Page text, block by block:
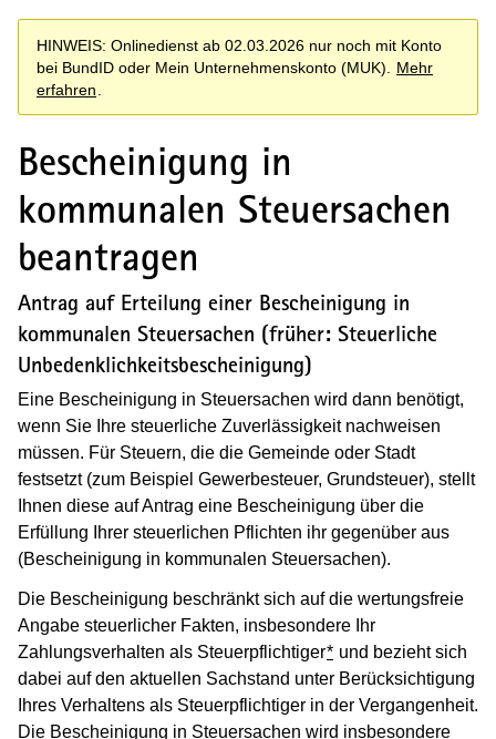
HINWEIS: Onlinedienst ab 02.03.2026 nur noch mit Konto
bei BundID oder Mein Unternehmenskonto (MUK).
Mehr
erfahren
Bescheinigung in
kommunalen Steuersachen
beantragen
Antrag auf Erteilung einer Bescheinigung in
kommunalen Steuersachen (früher: Steuerliche
Unbedenklichkeitsbescheinigung)
Eine Bescheinigung in Steuersachen wird dann benötigt,
wenn Sie Ihre steuerliche Zuverlässigkeit nachweisen
müssen. Für Steuern, die die Gemeinde oder Stadt
festsetzt (zum Beispiel Gewerbesteuer, Grundsteuer), stellt
Ihnen diese auf Antrag eine Bescheinigung über die
Erfüllung Ihrer steuerlichen Pflichten ihr gegenüber aus
(Bescheinigung in kommunalen Steuersachen).
Die Bescheinigung beschränkt sich auf die wertungsfreie
Angabe steuerlicher Fakten, insbesondere Ihr
Zahlungsverhalten als Steuerpflichtiger* und bezieht sich
dabei auf den aktuellen Sachstand unter Berücksichtigung
Ihres Verhaltens als Steuerpflichtiger in der Vergangenheit.
Die Bescheinigung in Steuersachen wird insbesondere